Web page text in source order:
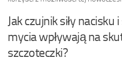
Jak czujnik siły
mycia wpływają na
szczoteczki?